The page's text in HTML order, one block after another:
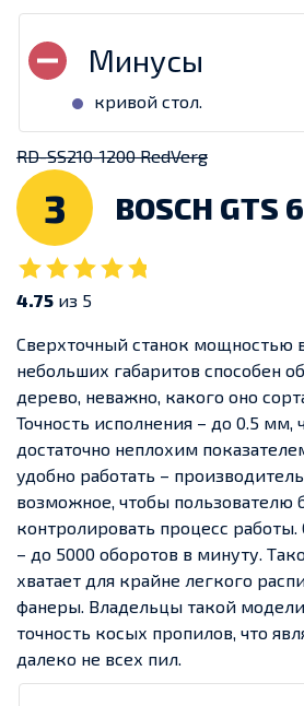
кривой стол.
RD-SS210-1200 RedVerg
3 BOSCH GTS
4.75 из 5
Сверхточный станок мощностью
небольших габаритов способен
дерево, неважно, какого оно
Точность исполнения – до 0.5 мм,
достаточно неплохим
удобно работать –
возможное, чтобы пользователю
контролировать процесс
– до 5000 оборотов в минуту.
хватает для крайне легкого
фанеры. Владельцы такой
точность косых пропилов, что
далеко не всех пил.